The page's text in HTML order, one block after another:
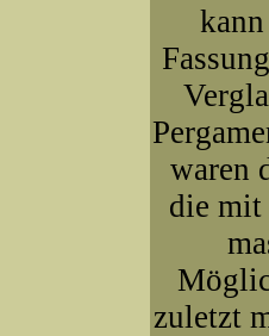
waren
die mit
zuletzt